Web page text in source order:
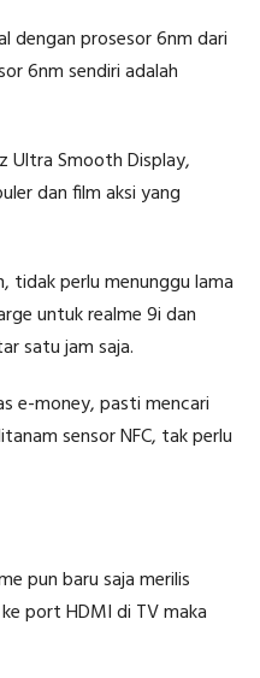
dengan prosesor 6nm dari
6nm sendiri adalah
Ultra Smooth Display,
dan film aksi yang
tidak perlu menunggu lama
untuk realme 9i dan
satu jam saja.
e-money, pasti mencari
sensor NFC, tak perlu
pun baru saja merilis
port HDMI di TV maka